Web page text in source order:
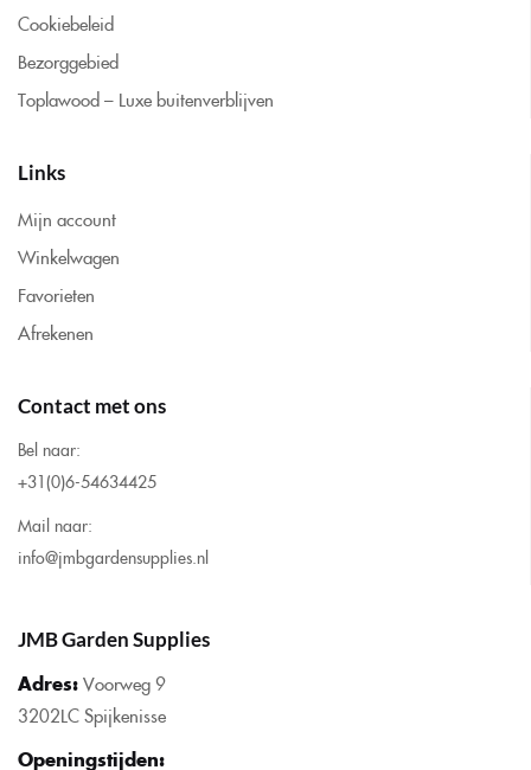
Cookiebeleid
Bezorggebied
Toplawood – Luxe buitenverblijven
Links
Mijn account
Winkelwagen
Favorieten
Afrekenen
Contact met ons
Bel naar:
+31(0)6-54634425
Mail naar:
info@jmbgardensupplies.nl
JMB Garden Supplies
Adres:Voorweg 9
3202LC Spijkenisse
Openingstijden: